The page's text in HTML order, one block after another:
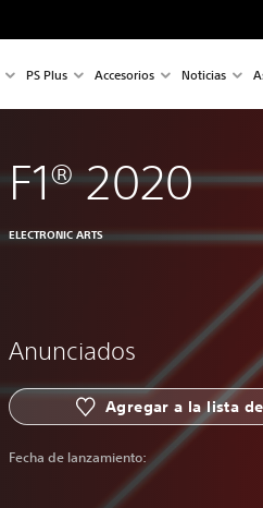
PS Plus Accesorios Noticias
F1® 2020
ELECTRONIC ARTS
Anunciados
Agregar a la lista
Fecha de lanzamiento: